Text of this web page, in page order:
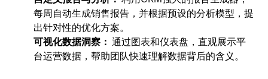
每周自动生成销售报告，并根据预设的分析模型，提
出针对性的优化方案。
可视化数据洞察： 通过图表和仪表盘，直观展示平
台运营数据，帮助团队快速理解数据背后的含义。